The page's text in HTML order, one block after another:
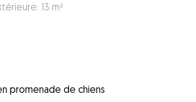
13 m²
promenade de chiens